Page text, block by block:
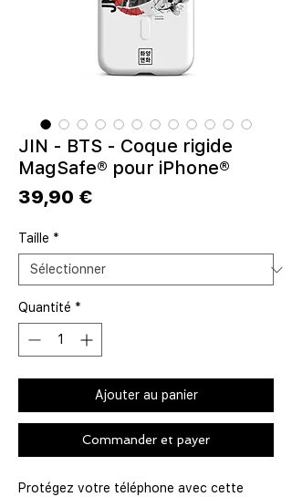
JIN - BTS - Coque rigide
MagSafe® pour iPhone®
39,90 €Prix
Taille *
Quantité *
Ajouter au panier
Commander et payer
Protégez votre téléphone avec cette